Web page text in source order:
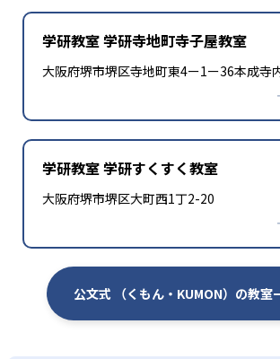
学研教室 学研寺地町寺子屋教室
大阪府堺市堺区寺地町東4ー1ー36本成寺
学研教室 学研すくすく教室
大阪府堺市堺区大町西1丁2-20
公文式 （くもん・KUMON）の教室